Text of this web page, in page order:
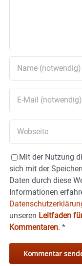
Mit der Nutzung
sich mit der
Daten durch diese
Informationen
unseren Leitfaden
Kommentaren. *